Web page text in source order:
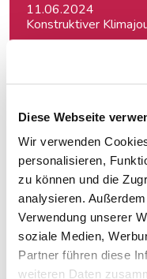
Diese Webseite
Wir verwenden
personalisieren,
zu können und die
analysieren.
Verwendung unserer
soziale Medien,
Partner führen diese
weiteren Daten
11.06.2024
Konstruktiver
18.06.2024
Von der Idee zum
20.06.2024
Klimajournalismus-